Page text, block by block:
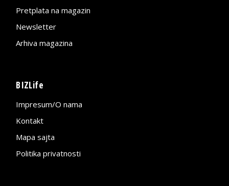
Pretplata na magazin
Newsletter
Arhiva magazina
BIZLife
Impresum/O nama
Kontakt
Mapa sajta
Politika privatnosti